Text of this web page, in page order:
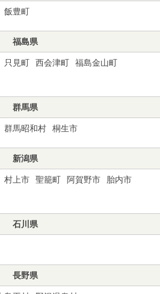
飯豊町
福島県
只見町 西会津町
福島金山町
群馬県
群馬昭和村 桐生市
新潟県
村上市 聖籠町 阿賀野市
胎内市
石川県
長野県